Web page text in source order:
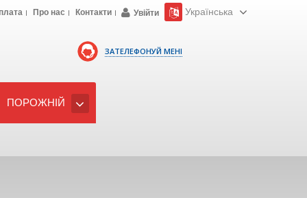
ЗАТЕЛЕФОНУЙ МЕНІ
Про нас Контакти Увійти Українська
ПОРОЖНІЙ